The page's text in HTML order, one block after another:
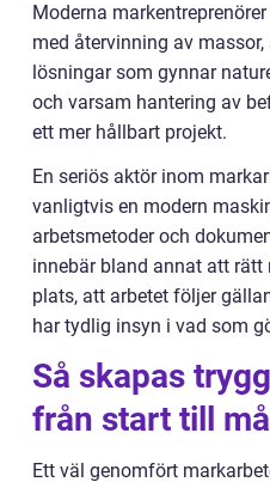
Moderna
med återvinning av
lösningar som gynnar
och varsam hantering av
ett mer hållbart projekt.
En seriös aktör inom
vanligtvis en modern
arbetsmetoder och
innebär bland annat att
plats, att arbetet följer
har tydlig insyn i vad som
Så skapas
från start till mål
Ett väl genomfört